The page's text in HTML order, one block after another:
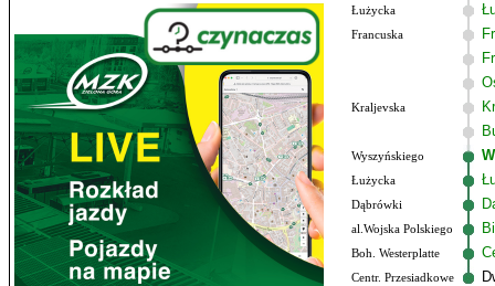
Łużycka
Francuska
Kraljevska
Wyszyńskiego
Łużycka
Dąbrówki
al.Wojska Polskiego
Boh. Westerplatte
Centr. Przesiadkowe